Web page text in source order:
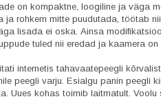
on kompaktne, loogiline ja väga
ja rohkem mitte puudutada, töötab
lisada ei oska. Ainsa
tuled nii eredad ja kaamera on
internetis tahavaatepeegli
peegli varju. Esialgu panin peegli
Uues kohas toimib laitmatult.